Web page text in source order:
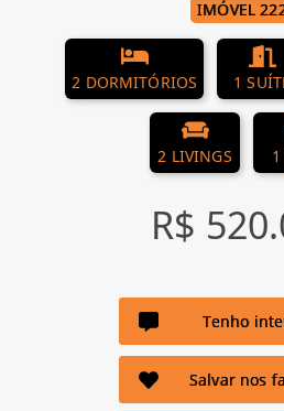
IMÓVEL
2 DORMITÓRIOS 1
2 LIVINGS
R$
Tenho
Salvar nos